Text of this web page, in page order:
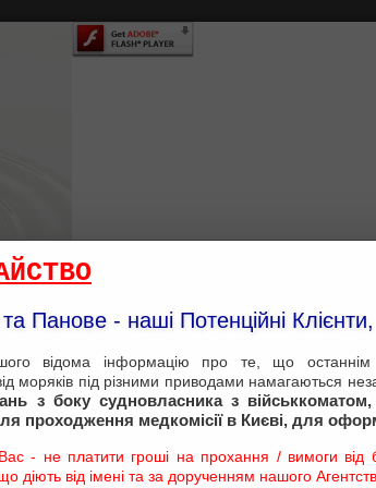
Панове - наші Потенційні Клієнти,
відома інформацію про те, що останнім
моряків під різними приводами намагаються
з боку судновласника з
проходження медкомісії в Києві, для
- не платити гроші на прохання / вимоги від
діють від імені та за дорученням нашого
TECHNICAL